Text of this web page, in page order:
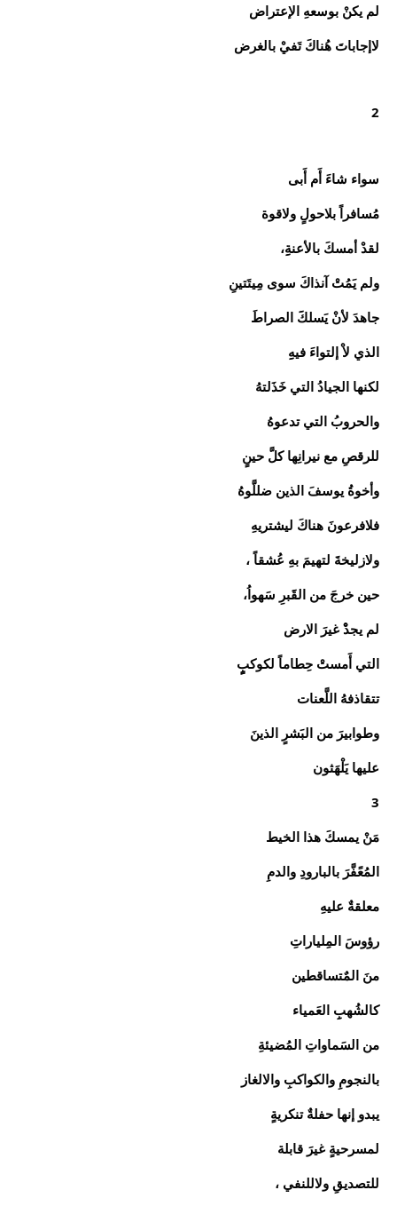
لم يكنْ بوسعهِ الإعتراض
لاإجاباتَ هُناكَ تَفيْ بالغرض
2
سواء شاءَ أَم أَبى
مُسافراً بلاحولٍ ولاقوة
لقدْ أمسكَ بالأعنةِِ،
ولم يَمُتْ آنذاكَ سوى مِيتَتينِ
جاهدَ لأنْ يَسلكََ الصراطَ
الذي لاْ إلتواءَ فيهِِ
لكنها الجيادُ التي خَذَلتهُ
والحروبُ التي تدعوهُ
للرقصِ مع نيرانِها كلَّ حينٍ
وأخوةُ يوسفَ الذين ضللَّوهُ
فلافرعونَ هناكَ ليشتريهِ
ولازليخةَ لتهيمَ بهِ عُشقاً ،
حين خرجَ من القََبرِ سَهواُ،
لم يجدْْ غيرَ الارض
التي أَمستْ حِطاماً لكوكبٍٍ
تتقاذفهُ اللَّعنات
وطوابيرَ من البَشرٍ الذينَ
عليها يَلْهَثون
3
مَنْ يمسكَ هذا الخيط
المُعًفَّرَ بالبارودِ والدمِ
معلقةٌ عليهِ
رؤوسَ المِلياراتِ
منَ المٌتساقطين
كالشُهبِِ العَمياء
من السَماواتِ المُضيئةِ
بالنجومِ والكواكبِ والالغاز
يبدو إنها حفلةٌ تنكريةٍ
لمسرحيةٍ غيرَ قابلة
للتصديقِ ولاللنفي ،